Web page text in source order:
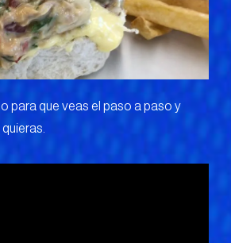
para que veas el paso a paso y